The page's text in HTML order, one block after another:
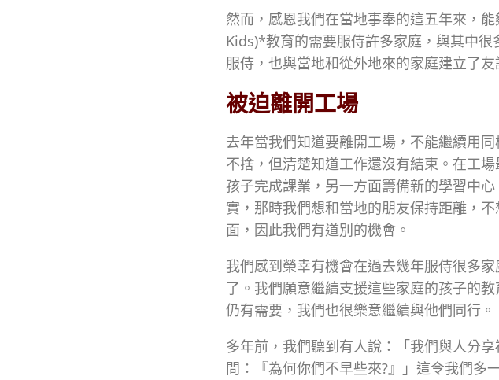
然而，感恩我們在當地事奉的這五年來，
Kids)*教育的需要服侍許多家庭，與其中
服侍，也與當地和從外地來的家庭建立了友
被迫離開工場
去年當我們知道要離開工場，不能繼續用
不捨，但清楚知道工作還沒有結束。在工
孩子完成課業，另一方面籌備新的學習中
實，那時我們想和當地的朋友保持距離，
面，因此我們有道別的機會。
我們感到榮幸有機會在過去幾年服侍很多
了。我們願意繼續支援這些家庭的孩子的
仍有需要，我們也很樂意繼續與他們同行。
多年前，我們聽到有人說：「我們與人分
問：『為何你們不早些來?』」這令我們多